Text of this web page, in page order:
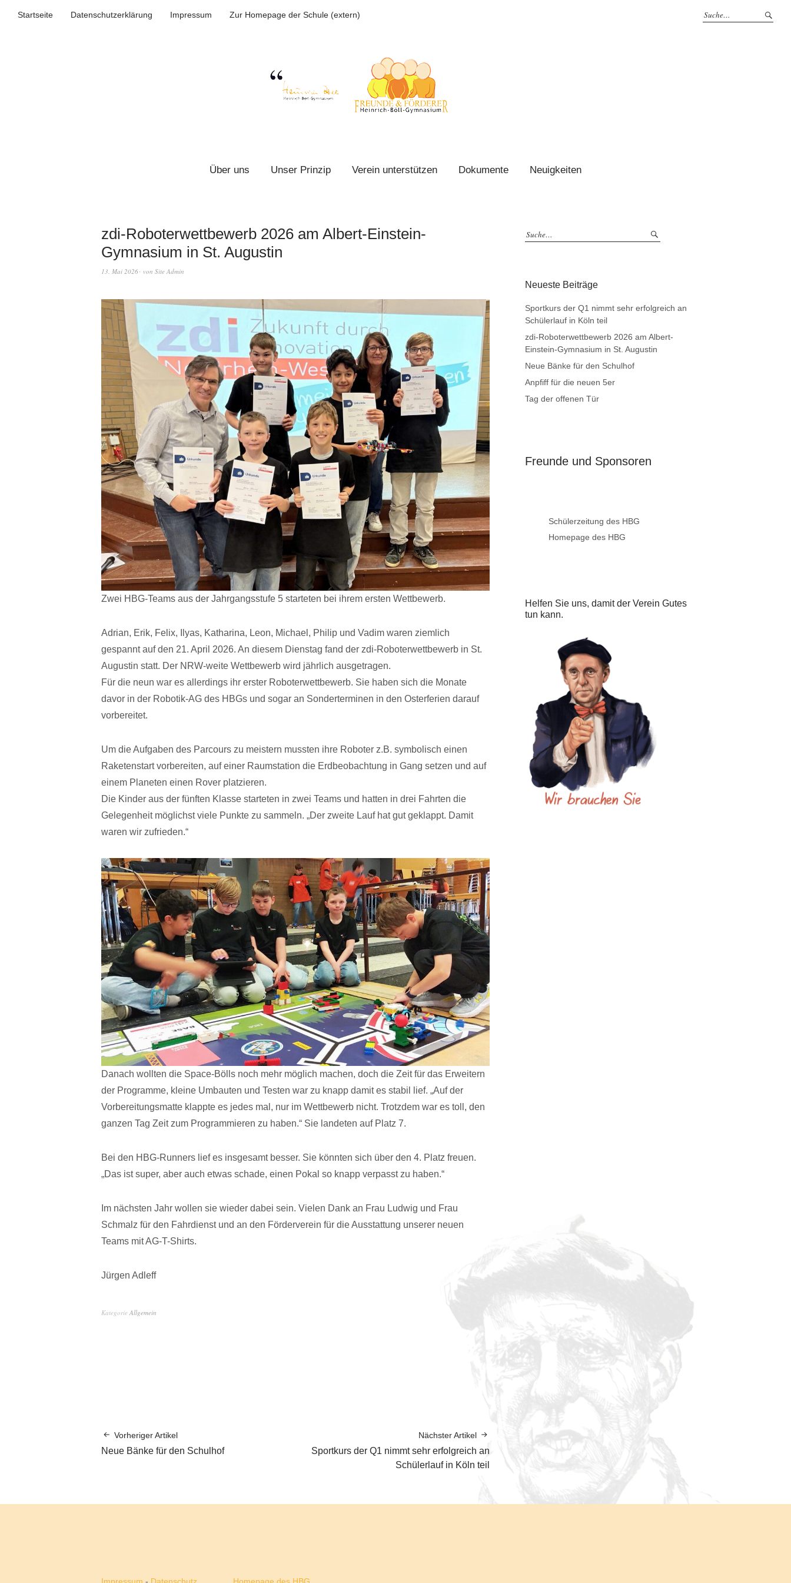
Startseite Datenschutzerklärung Impressum Zur Homepage der Schule (extern)
Über uns Unser Prinzip Verein unterstützen Dokumente Neuigkeiten
zdi-Roboterwettbewerb 2026 am Albert-Einstein-
Gymnasium in St. Augustin
13. Mai 2026 von Site Admin
Zwei HBG-Teams aus der Jahrgangsstufe 5 starteten bei ihrem ersten Wettbewerb.
Adrian, Erik, Felix, Ilyas, Katharina, Leon, Michael, Philip und Vadim waren ziemlich
gespannt auf den 21. April 2026. An diesem Dienstag fand der zdi-Roboterwettbewerb in St.
Augustin statt. Der NRW-weite Wettbewerb wird jährlich ausgetragen.
Für die neun war es allerdings ihr erster Roboterwettbewerb. Sie haben sich die Monate
davor in der Robotik-AG des HBGs und sogar an Sonderterminen in den Osterferien darauf
vorbereitet.
Um die Aufgaben des Parcours zu meistern mussten ihre Roboter z.B. symbolisch einen
Raketenstart vorbereiten, auf einer Raumstation die Erdbeobachtung in Gang setzen und auf
einem Planeten einen Rover platzieren.
Die Kinder aus der fünften Klasse starteten in zwei Teams und hatten in drei Fahrten die
Gelegenheit möglichst viele Punkte zu sammeln. „Der zweite Lauf hat gut geklappt. Damit
waren wir zufrieden.“
Danach wollten die Space-Bölls noch mehr möglich machen, doch die Zeit für das Erweitern
der Programme, kleine Umbauten und Testen war zu knapp damit es stabil lief. „Auf der
Vorbereitungsmatte klappte es jedes mal, nur im Wettbewerb nicht. Trotzdem war es toll, den
ganzen Tag Zeit zum Programmieren zu haben.“ Sie landeten auf Platz 7.
Bei den HBG-Runners lief es insgesamt besser. Sie könnten sich über den 4. Platz freuen.
„Das ist super, aber auch etwas schade, einen Pokal so knapp verpasst zu haben.“
Im nächsten Jahr wollen sie wieder dabei sein. Vielen Dank an Frau Ludwig und Frau
Schmalz für den Fahrdienst und an den Förderverein für die Ausstattung unserer neuen
Teams mit AG-T-Shirts.
Jürgen Adleff
Kategorie Allgemein
Vorheriger Artikel
Neue Bänke für den Schulhof
Nächster Artikel
Sportkurs der Q1 nimmt sehr erfolgreich an
Schülerlauf in Köln teil
Neueste Beiträge
Sportkurs der Q1 nimmt sehr erfolgreich an
Schülerlauf in Köln teil
zdi-Roboterwettbewerb 2026 am Albert-
Einstein-Gymnasium in St. Augustin
Neue Bänke für den Schulhof
Anpfiff für die neuen 5er
Tag der offenen Tür
Freunde und Sponsoren
Schülerzeitung des HBG
Homepage des HBG
Helfen Sie uns, damit der Verein Gutes
tun kann.
Impressum - Datenschutz Homepage des HBG